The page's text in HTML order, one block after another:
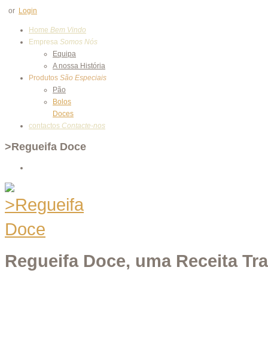
or Login
Home Bem Vindo
Empresa Somos Nós
Equipa
A nossa História
Produtos São Especiais
Pão
Bolos
Doces
contactos Contacte-nos
>Regueifa Doce
Regueifa Doce, uma Receita